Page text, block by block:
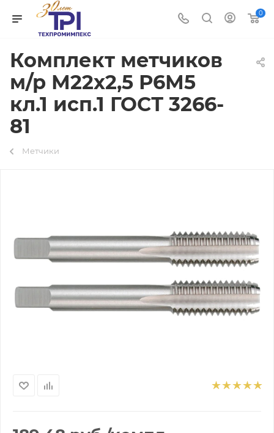
0
Комплект метчиков
м/р М22х2,5 Р6М5
кл.1 исп.1 ГОСТ 3266-
81
Метчики